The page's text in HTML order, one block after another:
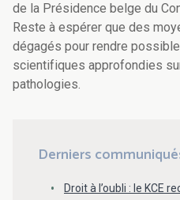
de la Présidence belge du
Reste à espérer que des
dégagés pour rendre
scientifiques approfondies
pathologies.
Derniers
Droit à l’oubli : le KCE